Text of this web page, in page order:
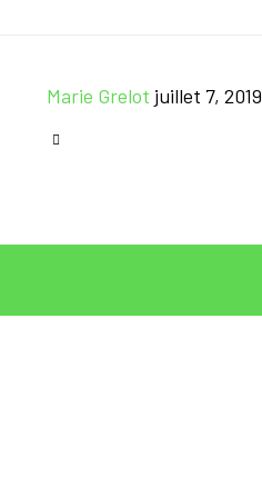
Marie Grelot juillet 7, 2019
